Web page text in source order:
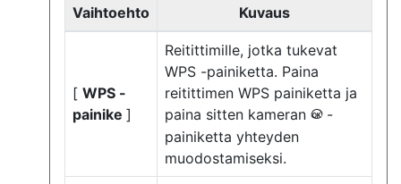
Vaihtoehto Kuvaus
[ WPS -
painike ]
Reitittimille, jotka tukevat
WPS -painiketta. Paina
reitittimen WPS painiketta ja
paina sitten kameran J -
painiketta yhteyden
muodostamiseksi.